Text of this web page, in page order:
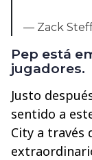
— Zack
Pep está
jugadores.
Justo
sentido a
City a través